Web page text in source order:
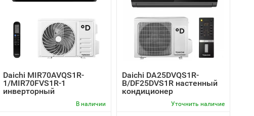
Daichi MIR70AVQS1R-
1/MIR70FVS1R-1
инверторный
В наличии
Daichi DA25DVQS1R-
B/DF25DVS1R настенный
кондиционер
Уточнить наличие